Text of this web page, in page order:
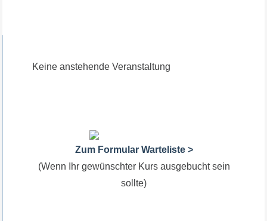
Keine anstehende Veranstaltung
Zum Formular Warteliste >
(Wenn Ihr gewünschter Kurs ausgebucht sein
sollte)